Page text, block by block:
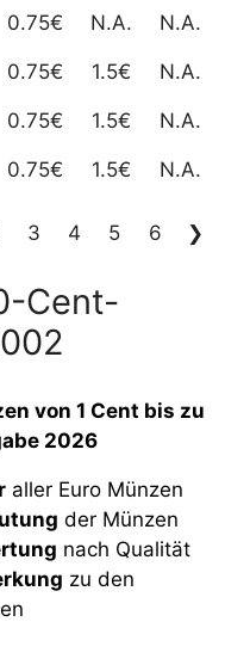
0.75€ N.A. N.A.
0.75€ 1.5€ N.A.
0.75€ 1.5€ N.A.
0.75€ 1.5€ N.A.
3 4 5 6 ❯
Cent-
von 1 Cent bis zu
2026
aller Euro Münzen
der Münzen
nach Qualität
zu den